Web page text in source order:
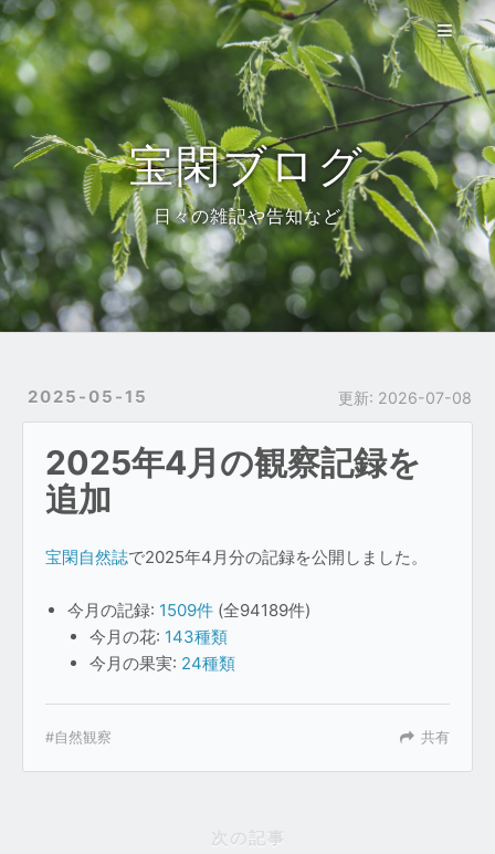
宝閑ブログ
日々の雑記や告知など
2025-05-15 更新: 2026-07-08
2025年4月の観察記録を
追加
宝閑自然誌で2025年4月分の記録を公開しました。
今月の記録: 1509件 (全94189件)
今月の花: 143種類
今月の果実: 24種類
共有
自然観察
次の記事
宝閑自然誌
使い方
参考資料
ブログ
About
トップ